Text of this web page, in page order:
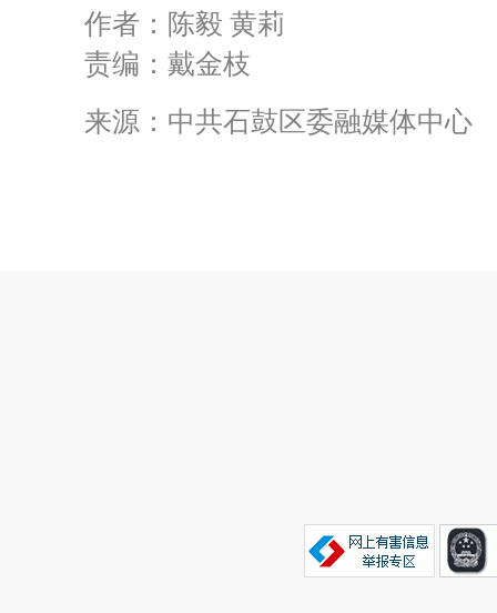
作者：陈毅 黄莉
责编：戴金枝
来源：中共石鼓区委融媒体中心